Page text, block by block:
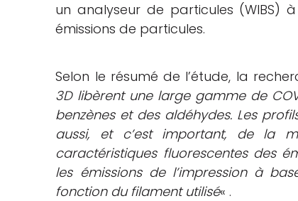
un analyseur de particules (WIBS)
émissions de particules.
Selon le résumé de l’étude, la
3D libèrent une large gamme de
benzènes et des aldéhydes. Les
aussi, et c’est important, de la
caractéristiques fluorescentes des
les émissions de l’impression à
fonction du filament utilisé« .